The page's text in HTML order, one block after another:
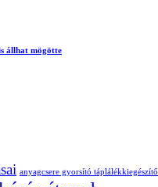
állhat mögötte
anyagcsere gyorsító táplálékkiegészítő